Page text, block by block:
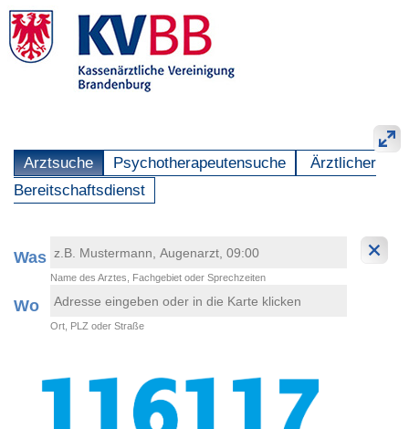
Arztsuche Psychotherapeutensuche
Ärztlicher
Bereitschaftsdienst
Was
Name des Arztes, Fachgebiet oder Sprechzeiten
Wo
Ort, PLZ oder Straße